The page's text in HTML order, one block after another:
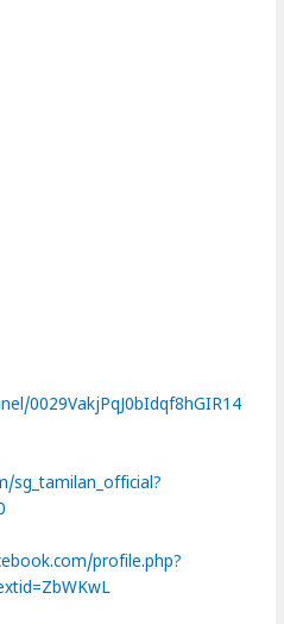
0029VakjPqJ0bIdqf8hGIR14
sg_tamilan_official?
profile.php?